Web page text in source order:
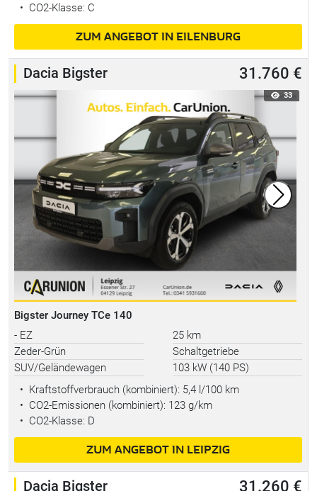
• CO2-Klasse: C
ZUM ANGEBOT IN EILENBURG
Dacia Bigster 31.760 €
33
Bigster Journey TCe 140
- EZ
25 km
Zeder-Grün
Schaltgetriebe
SUV/Geländewagen
103 kW (140 PS)
• Kraftstoffverbrauch (kombiniert): 5,4 l/100 km
• CO2-Emissionen (kombiniert): 123 g/km
• CO2-Klasse: D
ZUM ANGEBOT IN LEIPZIG
Dacia Bigster 31.260 €